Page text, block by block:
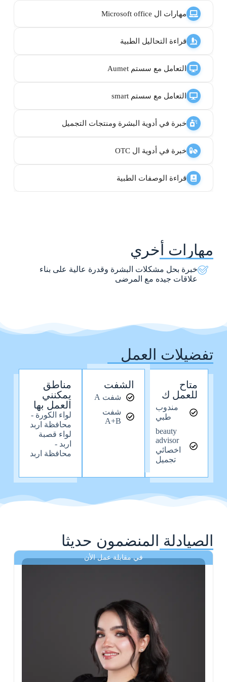
مهارات ال Microsoft office
قراءة التحاليل الطبية
التعامل مع سستم Aumet
التعامل مع سستم smart
خبرة في أدوية البشرة ومنتجات التجميل
خبرة في أدوية ال OTC
قراءة الوصفات الطبية
مهارات أخري
خبرة بحل مشكلات البشرة وقدرة عالية على بناء
علاقات جيده مع المرضى
تفضيلات العمل
متاح
للعمل ك
مندوب
طبي
beauty
advisor
اخصائي
تجميل
الشفت
شفت A
شفت
A+B
مناطق
يمكنني
العمل بها
لواء الكورة -
محافظة اربد
لواء قصبة
اربد -
محافظة اربد
الصيادلة المنضمون حديثا
في مقابلة عمل الأن